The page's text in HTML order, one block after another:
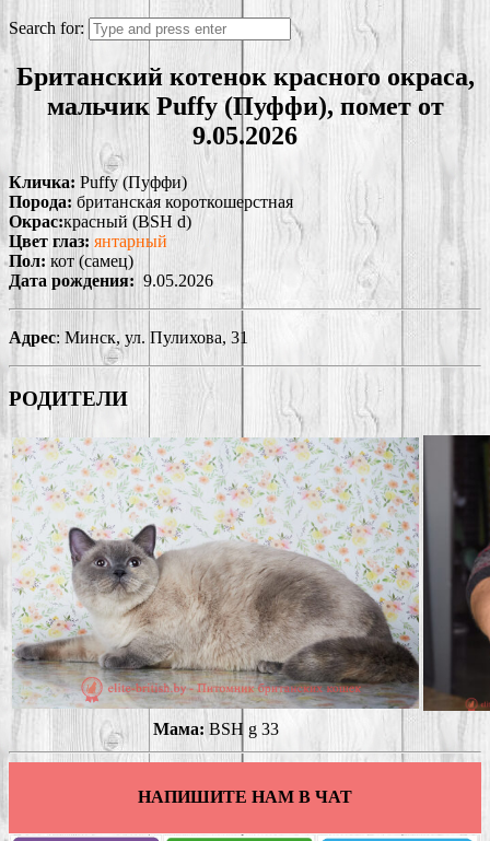
Search for:
Британский котенок красного окраса,
мальчик Puffy (Пуффи), помет от
9.05.2026
Кличка: Puffy (Пуффи)
Порода: британская короткошерстная
Окрас:красный (BSH d)
Цвет глаз: янтарный
Пол: кот (самец)
Дата рождения: 9.05.2026
Адрес: Минск, ул. Пулихова, 31
РОДИТЕЛИ
Мама: BSH g 33
НАПИШИТЕ НАМ В ЧАТ